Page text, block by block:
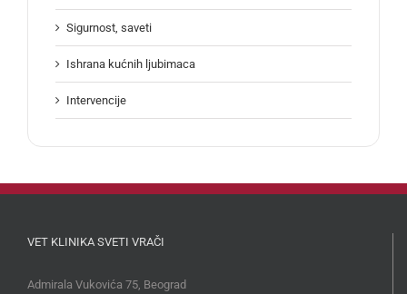
Sigurnost, saveti
Ishrana kućnih ljubimaca
Intervencije
VET KLINIKA SVETI VRAČI
Admirala Vukovića 75, Beograd